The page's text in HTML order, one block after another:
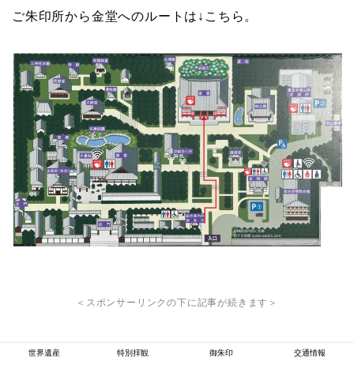
ご朱印所から金堂へのルートは↓こちら。
＜スポンサーリンクの下に記事が続きます＞
世界遺産 特別拝観 御朱印 交通情報